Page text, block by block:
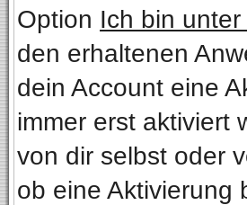
Option Ich bin
den erhaltenen
dein Account eine
immer erst aktiviert
von dir selbst oder
ob eine Aktivierung